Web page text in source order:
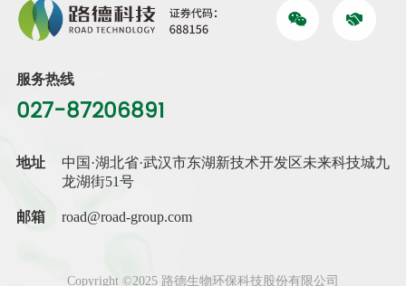
服务热线
027-87206891
地址
中国·湖北省·武汉市东湖新技术开发区未来科技城九
龙湖街51号
邮箱 road@road-group.com
Copyright ©2025 路德生物环保科技股份有限公司